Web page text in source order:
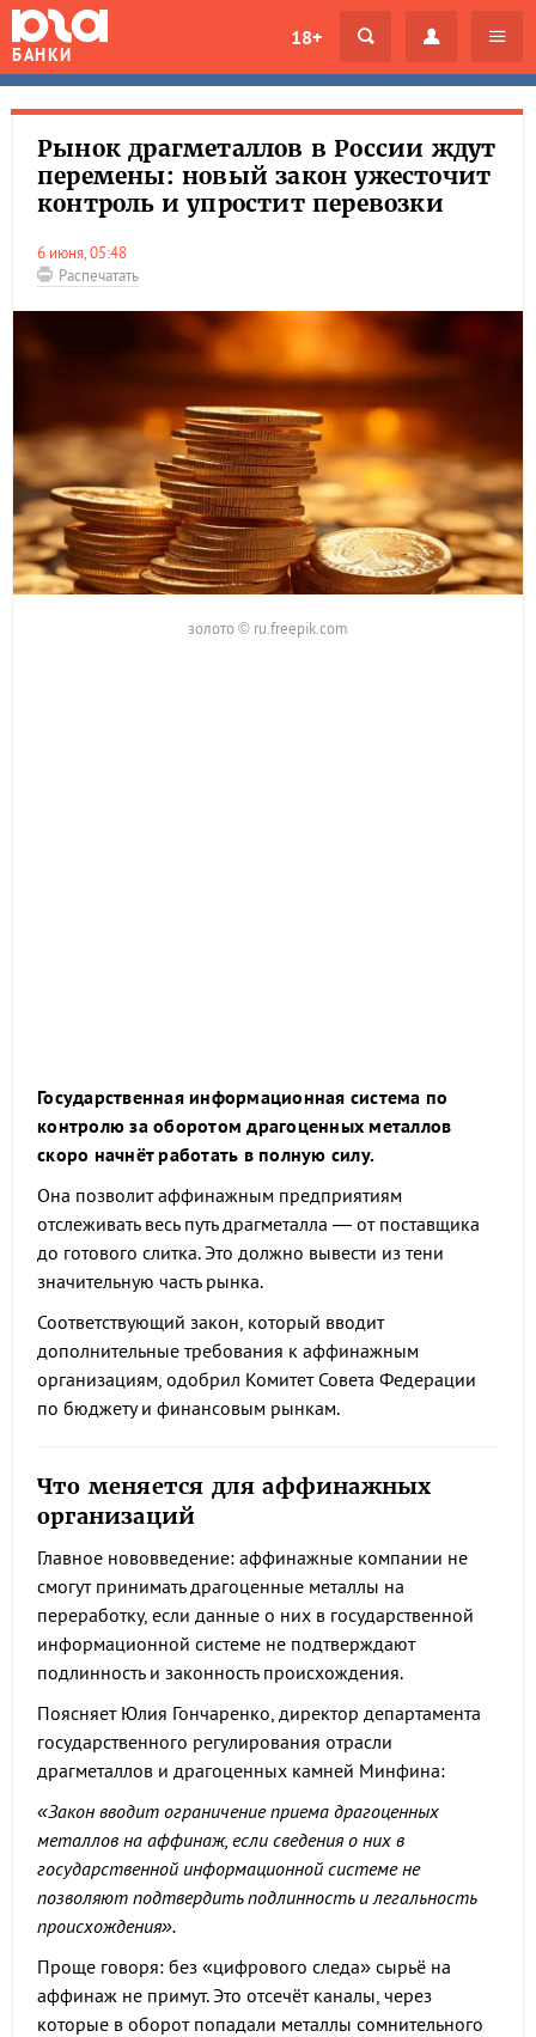
БАНКИ
18+
Рынок драгметаллов в России ждут
перемены: новый закон ужесточит
контроль и упростит перевозки
6 июня, 05:48
Распечатать
золото © ru.freepik.com
Государственная информационная система по
контролю за оборотом драгоценных металлов
скоро начнёт работать в полную силу.
Она позволит аффинажным предприятиям
отслеживать весь путь драгметалла — от поставщика
до готового слитка. Это должно вывести из тени
значительную часть рынка.
Соответствующий закон, который вводит
дополнительные требования к аффинажным
организациям, одобрил Комитет Совета Федерации
по бюджету и финансовым рынкам.
Что меняется для аффинажных
организаций
Главное нововведение: аффинажные компании не
смогут принимать драгоценные металлы на
переработку, если данные о них в государственной
информационной системе не подтверждают
подлинность и законность происхождения.
Поясняет Юлия Гончаренко, директор департамента
государственного регулирования отрасли
драгметаллов и драгоценных камней Минфина:
«Закон вводит ограничение приема драгоценных
металлов на аффинаж, если сведения о них в
государственной информационной системе не
позволяют подтвердить подлинность и легальность
происхождения».
Проще говоря: без «цифрового следа» сырьё на
аффинаж не примут. Это отсечёт каналы, через
которые в оборот попадали металлы сомнительного